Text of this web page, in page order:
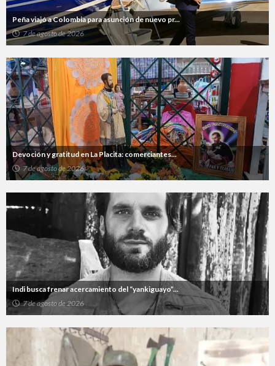
Peña viajó a Colombia para asunción de nuevo pr...
7 de agosto de 2026
Devoción y gratitud en La Placita: comerciantes...
7 de agosto de 2026
Indi busca frenar acercamiento del “yankiguayo”...
7 de agosto de 2026